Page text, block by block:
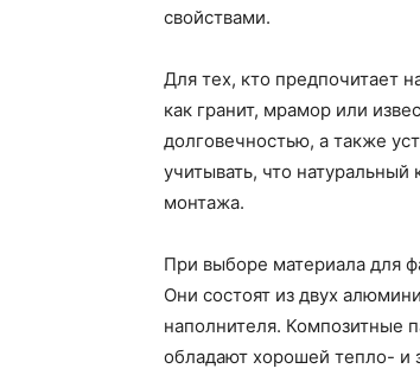
свойствами.
Для тех, кто предпочитает
как гранит, мрамор или
долговечностью, а также
учитывать, что
монтажа.
При выборе материала для
Они состоят из двух
наполнителя. Композитные
обладают хорошей тепло- и